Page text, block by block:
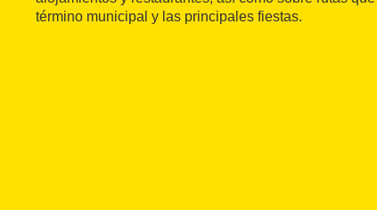
término municipal y las principales fiestas.